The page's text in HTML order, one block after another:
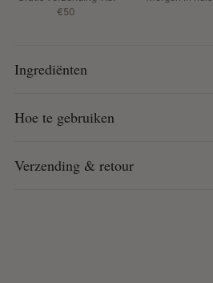
Hoe te gebruiken:
seconden intrekken.
sluiten en glans te creëren.
€50
Ingrediënten
Hoe te gebruiken
Verzending & retour